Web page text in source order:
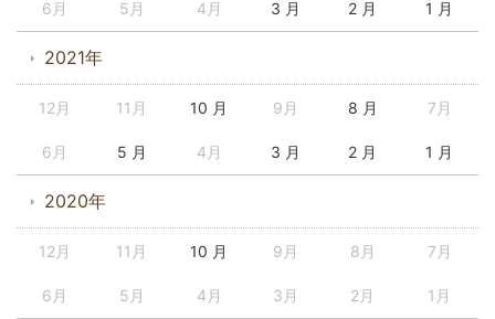
6月 5月 4月 3 月 2 月 1 月
2021年
12月 11月 10 月 9月 8 月 7月
6月 5 月 4月 3 月 2 月 1 月
2020年
12月 11月 10 月 9月 8月 7月
6月 5月 4月 3月 2月 1月